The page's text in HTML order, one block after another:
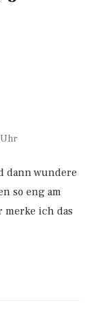
dann wundere
so eng am
merke ich das